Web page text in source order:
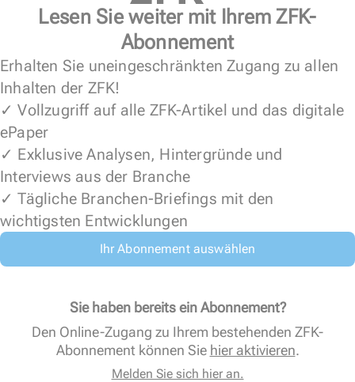
Lesen Sie weiter mit Ihrem ZFK-
Abonnement
Erhalten Sie uneingeschränkten Zugang zu allen
Inhalten der ZFK!
✓ Vollzugriff auf alle ZFK-Artikel und das digitale
ePaper
✓ Exklusive Analysen, Hintergründe und
Interviews aus der Branche
✓ Tägliche Branchen-Briefings mit den
wichtigsten Entwicklungen
Ihr Abonnement auswählen
Sie haben bereits ein Abonnement?
Den Online-Zugang zu Ihrem bestehenden ZFK-
Abonnement können Sie hier aktivieren.
Melden Sie sich hier an.